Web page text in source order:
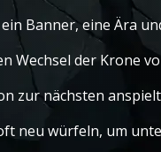
Banner, eine Ära
Wechsel der Krone
zur nächsten
neu würfeln, um